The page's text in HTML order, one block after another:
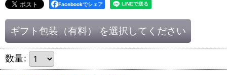
Facebookでシェア
ギフト包装（有料） を選択してください
数量: